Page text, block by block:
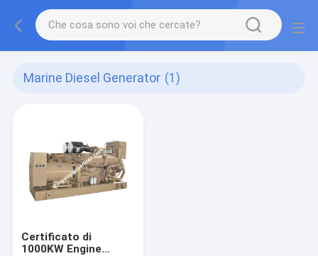
Marine Diesel Generator (1)
Certificato di
1000KW Engine